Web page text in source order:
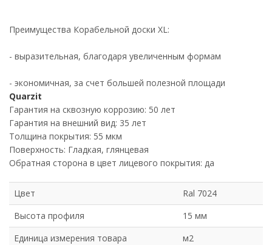
Преимущества Корабельной доски XL:
- выразительная, благодаря увеличенным формам
- экономичная, за счет большей полезной площади
Quarzit
Гарантия на сквозную коррозию: 50 лет
Гарантия на внешний вид: 35 лет
Толщина покрытия: 55 мкм
Поверхность: Гладкая, глянцевая
Обратная сторона в цвет лицевого покрытия: да
Цвет
Ral 7024
Высота профиля
15 мм
Единица измерения товара
м2